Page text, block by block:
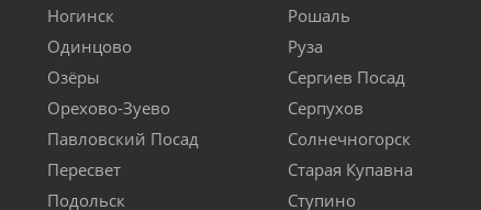
Ногинск
Одинцово
Озёры
Орехово-Зуево
Павловский Посад
Пересвет
Подольск
Рошаль
Руза
Сергиев Посад
Серпухов
Солнечногорск
Старая Купавна
Ступино